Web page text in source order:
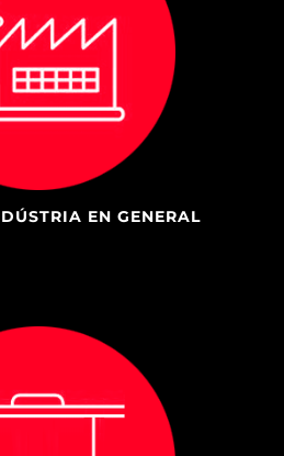
EN GENERAL